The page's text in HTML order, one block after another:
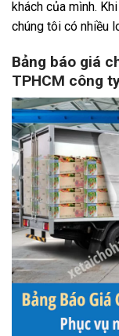
khách của mình.
chúng tôi có nhiều
Bảng báo giá
TPHCM công